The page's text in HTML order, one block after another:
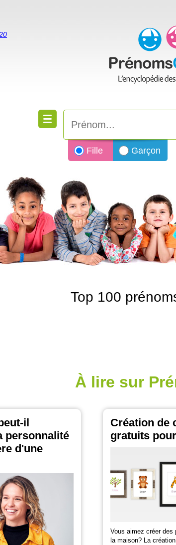
Fille Garçon
Top 100
À lire sur
il
personnalité
d'une
Création de
gratuits
Vous aimez créer des
la maison? La